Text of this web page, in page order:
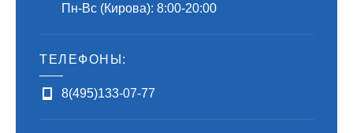
Пн-Вс (Кирова): 8:00-20:00
ТЕЛЕФОНЫ:
8(495)133-07-77